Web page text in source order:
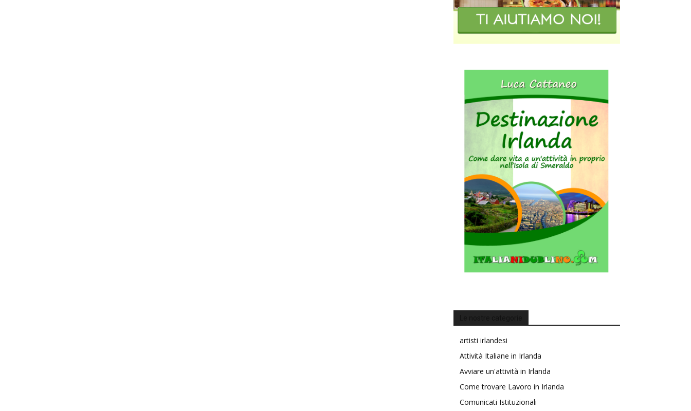
artisti irlandesi
Attività Italiane in Irlanda
Avviare un'attività in Irlanda
Come trovare Lavoro in Irlanda
Comunicati Istituzionali